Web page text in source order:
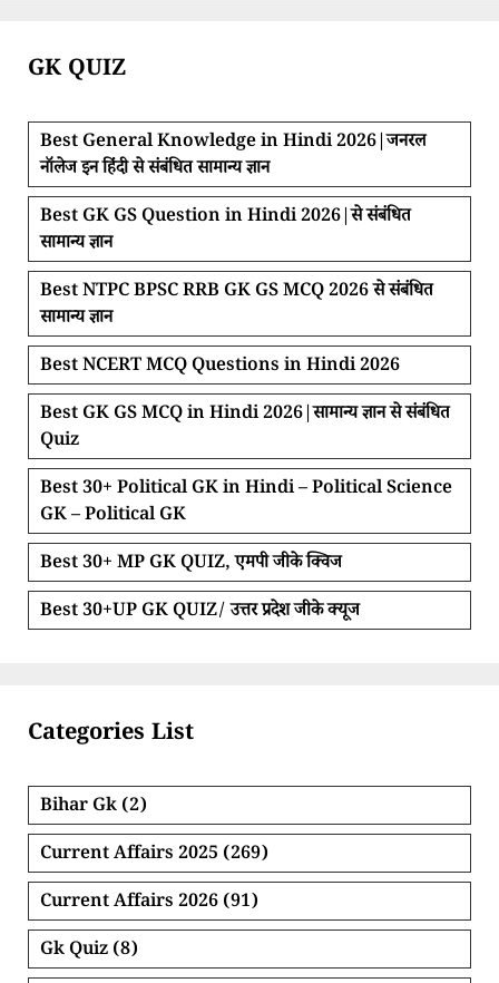
GK QUIZ
Best General Knowledge in Hindi 2026|जनरल
नॉलेज इन हिंदी से संबंधित सामान्य ज्ञान
Best GK GS Question in Hindi 2026|से संबंधित
सामान्य ज्ञान
Best NTPC BPSC RRB GK GS MCQ 2026 से संबंधित
सामान्य ज्ञान
Best NCERT MCQ Questions in Hindi 2026
Best GK GS MCQ in Hindi 2026|सामान्य ज्ञान से संबंधित
Quiz
Best 30+ Political GK in Hindi – Political Science
GK – Political GK
Best 30+ MP GK QUIZ, एमपी जीके क्विज
Best 30+UP GK QUIZ/ उत्तर प्रदेश जीके क्यूज
Categories List
Bihar Gk (2)
Current Affairs 2025 (269)
Current Affairs 2026 (91)
Gk Quiz (8)